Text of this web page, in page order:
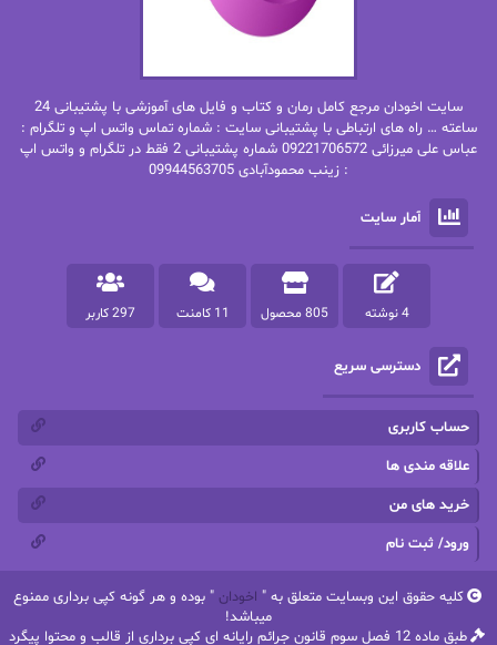
بهاره.م
بیتا فرخی
پاتریشیا ویلسون پرتو فرهمند
پرستو اسحقی
پرستو مهاجر
پرهام رسولی
پروانه قدیمی پروانه محمدی
پریسا شکور(طوفان خاموش)
پنلوپه وارد
تاران
ترنم.25
ثمین سرابی جان فاولز
سایت اخودان مرجع کامل رمان و کتاب و فایل های آموزشی با پشتیبانی 24
ساعته … راه های ارتباطی با پشتیبانی سایت : شماره تماس واتس اپ و تلگرام :
عباس علی میرزائی 09221706572 شماره پشتیبانی 2 فقط در تلگرام و واتس اپ
: زینب محمودآبادی 09944563705
آمار سایت
4 نوشته 805 محصول 11 کامنت 297 کاربر
دسترسی سریع
حساب کاربری
علاقه مندی ها
خرید های من
ورود/ ثبت نام
کلیه حقوق این وبسایت متعلق به " اخودان " بوده و هر گونه کپی برداری ممنوع
میباشد!
طبق ماده 12 فصل سوم قانون جرائم رایانه ای کپی برداری از قالب و محتوا پیگرد